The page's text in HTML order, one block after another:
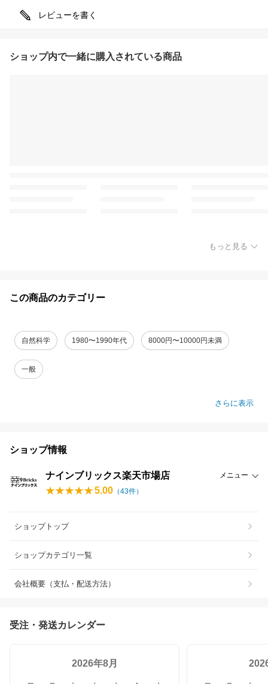
レビューを書く
ショップ内で一緒に購入されている商品
もっと見る
この商品のカテゴリー
自然科学 1980〜1990年代 8000円〜10000円未満
一般
さらに表示
ショップ情報
ナインブリックス楽天市場店 メニュー
5.00 （43件）
ショップトップ
ショップカテゴリ一覧
会社概要（支払・配送方法）
受注・発送カレンダー
2026年8月